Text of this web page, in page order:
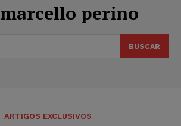
marcello perino
BUSCAR
ARTIGOS EXCLUSIVOS